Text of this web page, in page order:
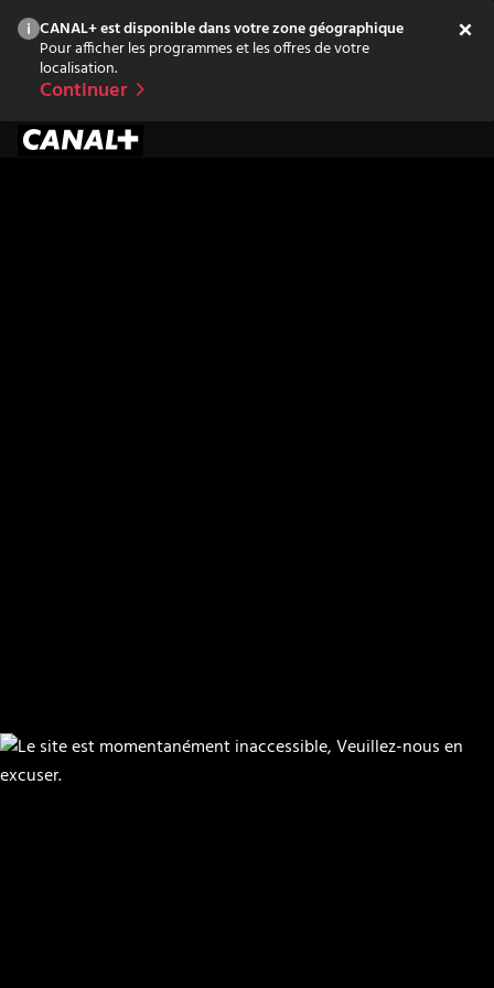
CANAL+ est disponible dans votre zone géographique
Pour afficher les programmes et les offres de votre
localisation.
Continuer